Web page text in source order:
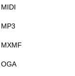
MIDI
MP3
MXMF
OGA